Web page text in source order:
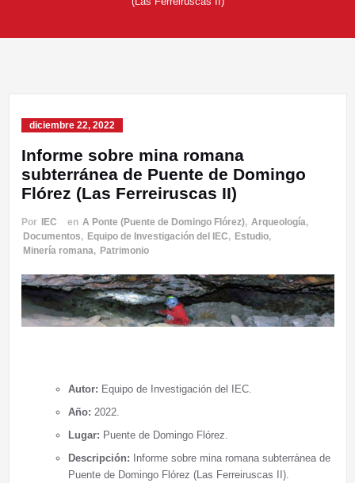
diciembre 22, 2022
Informe sobre mina romana
subterránea de Puente de Domingo
Flórez (Las Ferreiruscas II)
Por IEC en A Ponte (Puente de Domingo Flórez), Arqueología,
Documentos, Equipo de Investigación del IEC, Estudio,
Minería romana, Patrimonio
Autor: Equipo de Investigación del IEC.
Año: 2022.
Lugar: Puente de Domingo Flórez.
Descripción: Informe sobre mina romana subterránea de
Puente de Domingo Flórez (Las Ferreiruscas II).